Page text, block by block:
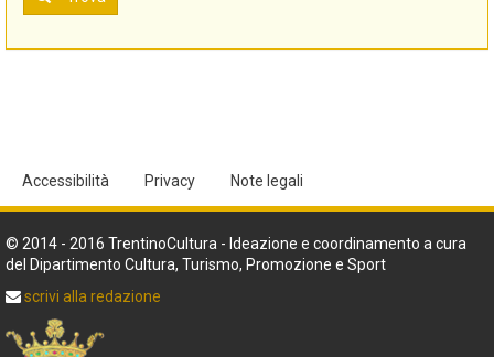
Accessibilità Privacy Note legali
© 2014 - 2016 TrentinoCultura - Ideazione e coordinamento a cura
del Dipartimento Cultura, Turismo, Promozione e Sport
scrivi alla redazione